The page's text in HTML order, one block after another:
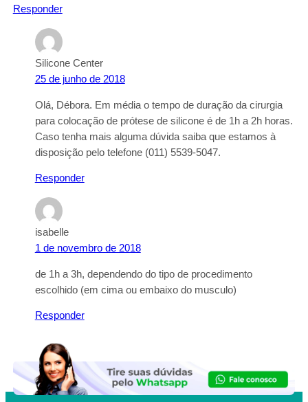
Responder
Silicone Center
25 de junho de 2018
Olá, Débora. Em média o tempo de duração da cirurgia
para colocação de prótese de silicone é de 1h a 2h horas.
Caso tenha mais alguma dúvida saiba que estamos à
disposição pelo telefone (011) 5539-5047.
Responder
isabelle
1 de novembro de 2018
de 1h a 3h, dependendo do tipo de procedimento
escolhido (em cima ou embaixo do musculo)
Responder